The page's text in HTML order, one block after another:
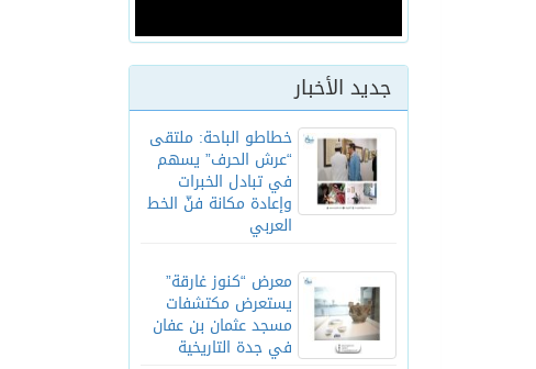
جديد الأخبار
خطاطو الباحة: ملتقى
“عرش الحرف” يسهم
في تبادل الخبرات
وإعادة مكانة فنّ الخط
العربي
معرض “كنوز غارقة”
يستعرض مكتشفات
مسجد عثمان بن عفان
في جدة التاريخية